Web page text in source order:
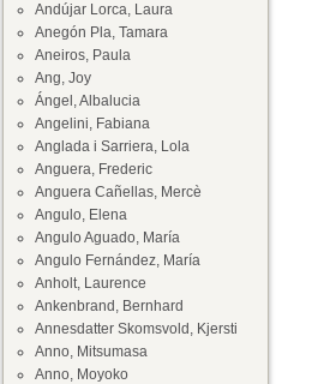
Andújar Lorca, Laura
Anegón Pla, Tamara
Aneiros, Paula
Ang, Joy
Ángel, Albalucia
Angelini, Fabiana
Anglada i Sarriera, Lola
Anguera, Frederic
Anguera Cañellas, Mercè
Angulo, Elena
Angulo Aguado, María
Angulo Fernández, María
Anholt, Laurence
Ankenbrand, Bernhard
Annesdatter Skomsvold, Kjersti
Anno, Mitsumasa
Anno, Moyoko